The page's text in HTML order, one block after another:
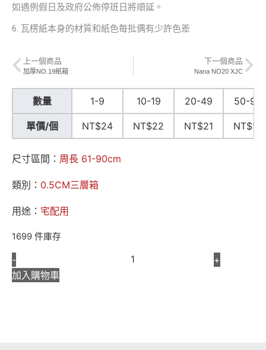
如遇例假日及政府公佈停班日將順延。
6. 瓦楞紙本身的材質和紙色每批偶有少許色差
上一個商品
加厚NO.19紙箱
下一個商品
Nana NO20 XJC
數量
單價/個
1-9
NT$24
10-19
NT$22
20-49
NT$21
50-99
NT$18
尺寸區間： 周長 61-90cm
類別： 0.5CM三層箱
用途： 宅配用
1699 件庫存
-
+
加入購物車